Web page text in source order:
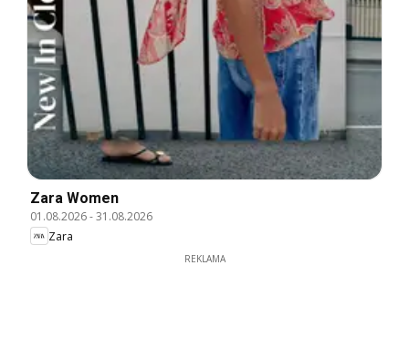
Zara Women
01.08.2026-31.08.2026
Zara
REKLAMA